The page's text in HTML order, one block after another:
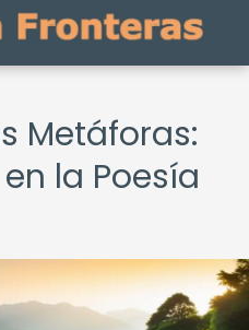
Metáforas:
la Poesía